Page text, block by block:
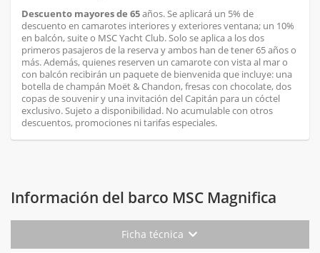
Descuento mayores de 65años. Se aplicará un 5% de
descuento en camarotes interiores y exteriores ventana; un 10%
en balcón, suite o MSC Yacht Club. Solo se aplica a los dos
primeros pasajeros de la reserva y ambos han de tener 65 años o
más. Además, quienes reserven un camarote con vista al mar o
con balcón recibirán un paquete de bienvenida que incluye: una
botella de champán Moët & Chandon, fresas con chocolate, dos
copas de souvenir y una invitación del Capitán para un cóctel
exclusivo. Sujeto a disponibilidad. No acumulable con otros
descuentos, promociones ni tarifas especiales.
Información del barco MSC Magnifica
Ficha técnica